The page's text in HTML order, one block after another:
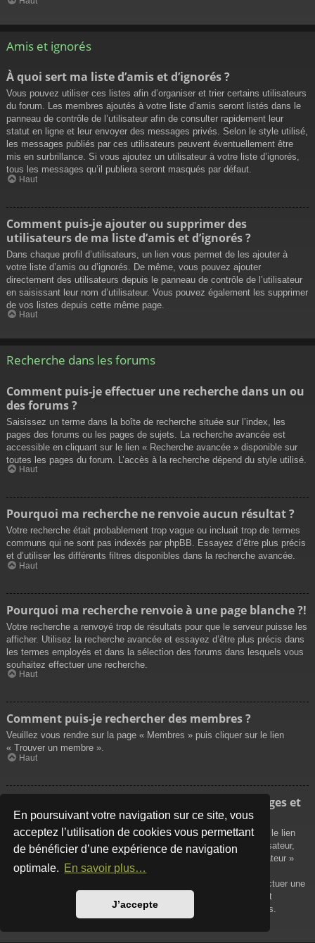
En poursuivant votre navigation sur ce site, vous
acceptez l’utilisation de cookies vous permettant
de bénéficier d’une expérience de navigation
optimale. En savoir plus…
J’accepte
Amis et ignorés
À quoi sert ma liste d’amis et d’ignorés ?
Vous pouvez utiliser ces listes afin d’organiser et trier certains utilisateurs
du forum. Les membres ajoutés à votre liste d’amis seront listés dans le
panneau de contrôle de l’utilisateur afin de consulter rapidement leur
statut en ligne et leur envoyer des messages privés. Selon le style utilisé,
les messages publiés par ces utilisateurs peuvent éventuellement être
mis en surbrillance. Si vous ajoutez un utilisateur à votre liste d’ignorés,
tous les messages qu’il publiera seront masqués par défaut.
Haut
Comment puis-je ajouter ou supprimer des
utilisateurs de ma liste d’amis et d’ignorés ?
Dans chaque profil d’utilisateurs, un lien vous permet de les ajouter à
votre liste d’amis ou d’ignorés. De même, vous pouvez ajouter
directement des utilisateurs depuis le panneau de contrôle de l’utilisateur
en saisissant leur nom d’utilisateur. Vous pouvez également les supprimer
de vos listes depuis cette même page.
Haut
Recherche dans les forums
Comment puis-je effectuer une recherche dans un ou
des forums ?
Saisissez un terme dans la boîte de recherche située sur l’index, les
pages des forums ou les pages de sujets. La recherche avancée est
accessible en cliquant sur le lien « Recherche avancée » disponible sur
toutes les pages du forum. L’accès à la recherche dépend du style utilisé.
Haut
Pourquoi ma recherche ne renvoie aucun résultat ?
Votre recherche était probablement trop vague ou incluait trop de termes
communs qui ne sont pas indexés par phpBB. Essayez d’être plus précis
et d’utiliser les différents filtres disponibles dans la recherche avancée.
Haut
Pourquoi ma recherche renvoie à une page blanche ?!
Votre recherche a renvoyé trop de résultats pour que le serveur puisse les
afficher. Utilisez la recherche avancée et essayez d’être plus précis dans
les termes employés et dans la sélection des forums dans lesquels vous
souhaitez effectuer une recherche.
Haut
Comment puis-je rechercher des membres ?
Veuillez vous rendre sur la page « Membres » puis cliquer sur le lien
« Trouver un membre ».
Haut
Comment puis-je retrouver mes propres messages et
sujets ?
Vos propres messages peuvent être affichés soit en cliquant sur le lien
« Afficher vos messages » dans le panneau de contrôle de l’utilisateur,
soit en cliquant sur le lien « Rechercher les messages de l’utilisateur »
sur la page de votre propre profil ou soit en cliquant sur le menu
« Raccourcis » situé sur la partie supérieure du forum. Pour effectuer une
recherche de vos propres sujets, utilisez la recherche avancée et
remplissez convenablement les options qui vous sont disponibles.